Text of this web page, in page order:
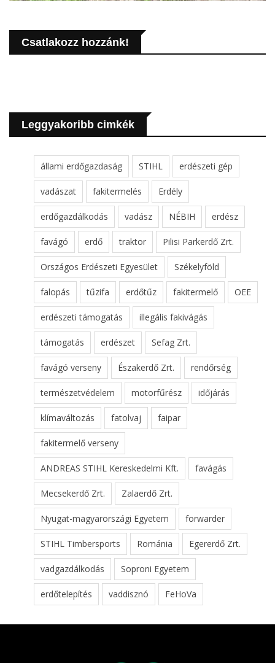
Csatlakozz hozzánk!
Leggyakoribb cimkék
állami erdőgazdaság STIHL erdészeti gép
vadászat fakitermelés Erdély
erdőgazdálkodás vadász NÉBIH erdész
favágó erdő traktor Pilisi Parkerdő Zrt.
Országos Erdészeti Egyesület Székelyföld
falopás tűzifa erdőtűz fakitermelő OEE
erdészeti támogatás illegális fakivágás
támogatás erdészet Sefag Zrt.
favágó verseny Északerdő Zrt. rendőrség
természetvédelem motorfűrész időjárás
klímaváltozás fatolvaj faipar
fakitermelő verseny
ANDREAS STIHL Kereskedelmi Kft. favágás
Mecsekerdő Zrt. Zalaerdő Zrt.
Nyugat-magyarországi Egyetem forwarder
STIHL Timbersports Románia Egererdő Zrt.
vadgazdálkodás Soproni Egyetem
erdőtelepítés vaddisznó FeHoVa